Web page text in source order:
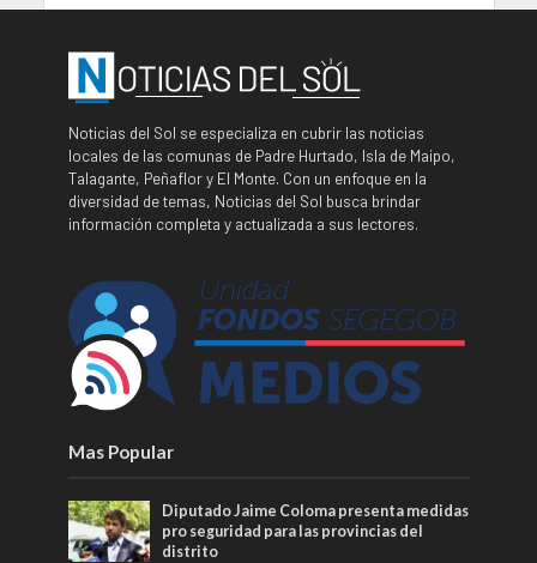
Noticias del Sol se especializa en cubrir las noticias
locales de las comunas de Padre Hurtado, Isla de Maipo,
Talagante, Peñaflor y El Monte. Con un enfoque en la
diversidad de temas, Noticias del Sol busca brindar
información completa y actualizada a sus lectores.
Mas Popular
Diputado Jaime Coloma presenta medidas
pro seguridad para las provincias del
distrito